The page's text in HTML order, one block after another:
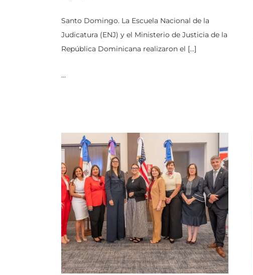
Santo Domingo. La Escuela Nacional de la
Judicatura (ENJ) y el Ministerio de Justicia de la
República Dominicana realizaron el […]
…